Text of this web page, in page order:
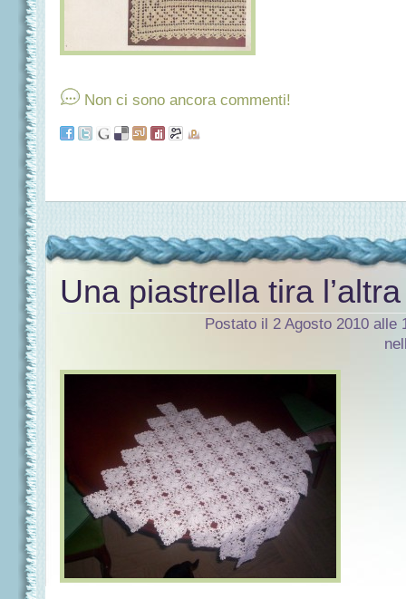
Non ci sono ancora commenti!
Una piastrella tira l’altra
Postato il 2 Agosto 2010 alle